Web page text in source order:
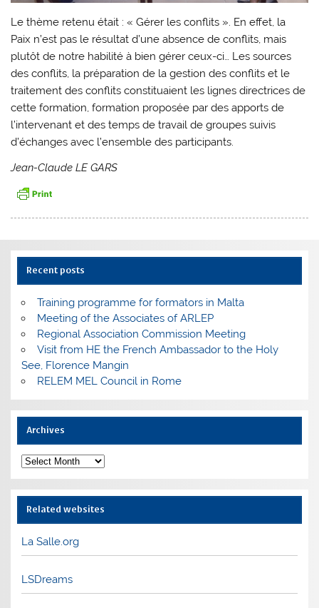
Le thème retenu était : « Gérer les conflits ». En effet, la
Paix n’est pas le résultat d’une absence de conflits, mais
plutôt de notre habilité à bien gérer ceux-ci… Les sources
des conflits, la préparation de la gestion des conflits et le
traitement des conflits constituaient les lignes directrices de
cette formation, formation proposée par des apports de
l’intervenant et des temps de travail de groupes suivis
d’échanges avec l’ensemble des participants.
Jean-ClaudeLE GARS
Recent posts
Training programme for formators in Malta
Meeting of the Associates of ARLEP
Regional Association Commission Meeting
Visit from HE the French Ambassador to the Holy
See, Florence Mangin
RELEM MEL Council in Rome
Archives
Archives
Related websites
La Salle.org
LSDreams